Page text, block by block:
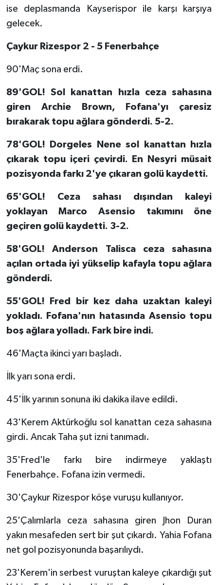
ise deplasmanda Kayserispor ile karşı karşıya
gelecek.
Çaykur Rizespor 2 - 5 Fenerbahçe
90'Maç sona erdi.
89'GOL! Sol kanattan hızla ceza sahasına
giren Archie Brown, Fofana'yı çaresiz
bırakarak topu ağlara gönderdi. 5-2.
78'GOL! Dorgeles Nene sol kanattan hızla
çıkarak topu içeri çevirdi. En Nesyri müsait
pozisyonda farkı 2'ye çıkaran golü kaydetti.
65'GOL! Ceza sahası dışından kaleyi
yoklayan Marco Asensio takımını öne
geçiren golü kaydetti. 3-2.
58'GOL! Anderson Talisca ceza sahasına
açılan ortada iyi yükselip kafayla topu ağlara
gönderdi.
55'GOL! Fred bir kez daha uzaktan kaleyi
yokladı. Fofana'nın hatasında Asensio topu
boş ağlara yolladı. Fark bire indi.
46'Maçta ikinci yarı başladı.
İlk yarı sona erdi.
45'İlk yarının sonuna iki dakika ilave edildi.
43'Kerem Aktürkoğlu sol kanattan ceza sahasına
girdi. Ancak Taha şut izni tanımadı.
35'Fred'le farkı bire indirmeye yaklaştı
Fenerbahçe. Fofana izin vermedi.
30'Çaykur Rizespor köşe vuruşu kullanıyor.
25'Çalımlarla ceza sahasına giren Jhon Duran
yakın mesafeden sert bir şut çıkardı. Yahia Fofana
net gol pozisyonunda başarılıydı.
23'Kerem'in serbest vuruştan kaleye çıkardığı şut